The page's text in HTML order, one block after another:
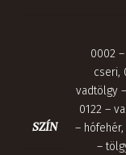
SZÍN
0002
cseri,
vadtölgy
0122 –
– hófehér,
–